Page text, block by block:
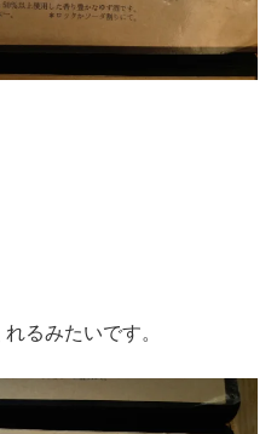
るみたいです。